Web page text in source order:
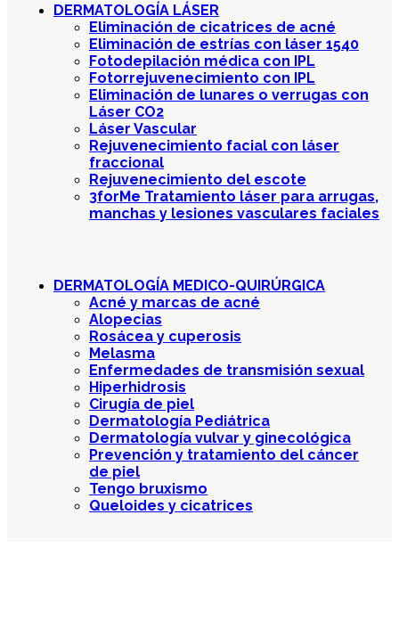
DERMATOLOGÍA LÁSER
Eliminación de cicatrices de acné
Eliminación de estrías con láser 1540
Fotodepilación médica con IPL
Fotorrejuvenecimiento con IPL
Eliminación de lunares o verrugas con
Láser CO2
Láser Vascular
Rejuvenecimiento facial con láser
fraccional
Rejuvenecimiento del escote
3forMe Tratamiento láser para arrugas,
manchas y lesiones vasculares faciales
DERMATOLOGÍA MEDICO-QUIRÚRGICA
Acné y marcas de acné
Alopecias
Rosácea y cuperosis
Melasma
Enfermedades de transmisión sexual
Hiperhidrosis
Cirugía de piel
Dermatología Pediátrica
Dermatología vulvar y ginecológica
Prevención y tratamiento del cáncer
de piel
Tengo bruxismo
Queloides y cicatrices